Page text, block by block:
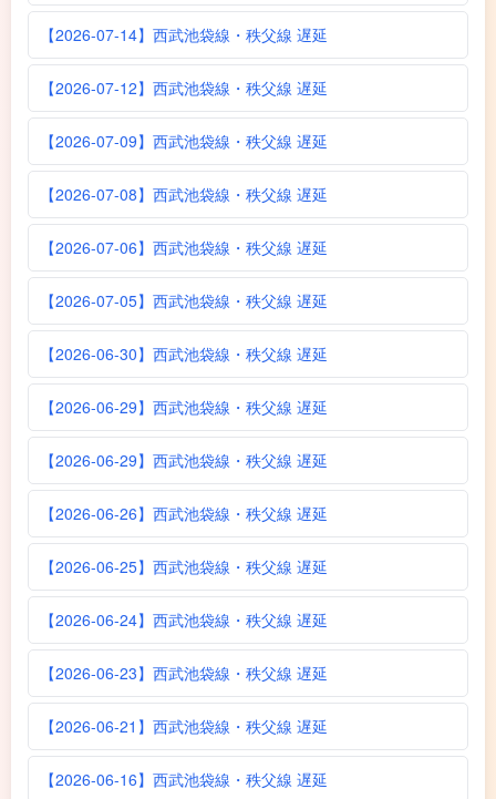
【2026-07-14】西武池袋線・秩父線 遅延
【2026-07-12】西武池袋線・秩父線 遅延
【2026-07-09】西武池袋線・秩父線 遅延
【2026-07-08】西武池袋線・秩父線 遅延
【2026-07-06】西武池袋線・秩父線 遅延
【2026-07-05】西武池袋線・秩父線 遅延
【2026-06-30】西武池袋線・秩父線 遅延
【2026-06-29】西武池袋線・秩父線 遅延
【2026-06-29】西武池袋線・秩父線 遅延
【2026-06-26】西武池袋線・秩父線 遅延
【2026-06-25】西武池袋線・秩父線 遅延
【2026-06-24】西武池袋線・秩父線 遅延
【2026-06-23】西武池袋線・秩父線 遅延
【2026-06-21】西武池袋線・秩父線 遅延
【2026-06-16】西武池袋線・秩父線 遅延